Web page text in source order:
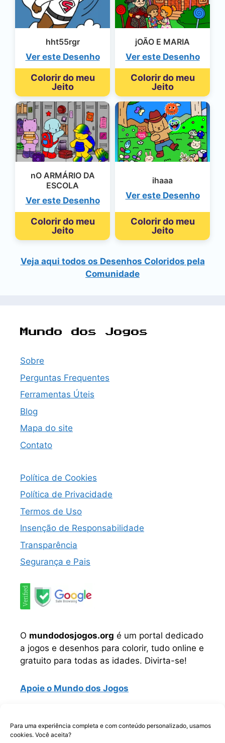
Para uma experiência completa e com conteúdo personalizado, usamos
cookies. Você aceita?
hht55rgr
Ver este Desenho
Colorir do meu
Jeito
jOÃO E MARIA
Ver este Desenho
Colorir do meu
Jeito
nO ARMÁRIO DA
ESCOLA
Ver este Desenho
Colorir do meu
Jeito
ihaaa
Ver este Desenho
Colorir do meu
Jeito
Veja aqui todos os Desenhos Coloridos pela
Comunidade
Mundo dos Jogos
Sobre
Perguntas Frequentes
Ferramentas Úteis
Blog
Mapa do site
Contato
Política de Cookies
Política de Privacidade
Termos de Uso
Insenção de Responsabilidade
Transparência
Segurança e Pais
O mundodosjogos.org é um portal dedicado
a jogos e desenhos para colorir, tudo online e
gratuito para todas as idades. Divirta-se!
Apoie o Mundo dos Jogos
Telegram WhatsApp